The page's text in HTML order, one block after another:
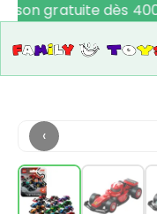
gratuite dès
‹